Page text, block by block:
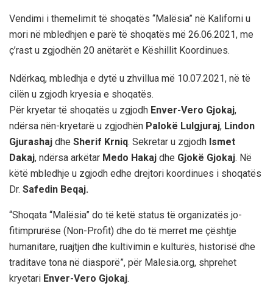
Vendimi i themelimit të shoqatës “Malësia” në Kaliforni u
mori në mbledhjen e parë të shoqatës më 26.06.2021, me
ç’rast u zgjodhën 20 anëtarët e Këshillit Koordinues.
Ndërkaq, mbledhja e dytë u zhvillua më 10.07.2021, në të
cilën u zgjodh kryesia e shoqatës.
Për kryetar të shoqatës u zgjodh Enver-Vero Gjokaj,
ndërsa nën-kryetarë u zgjodhën Palokë Lulgjuraj, Lindon
Gjurashaj dhe Sherif Krniq. Sekretar u zgjodh Ismet
Dakaj, ndërsa arkëtar Medo Hakaj dhe Gjokë Gjokaj. Në
këtë mbledhje u zgjodh edhe drejtori koordinues i shoqatës
Dr. Safedin Beqaj.
“Shoqata “Malësia” do të ketë status të organizatës jo-
fitimprurëse (Non-Profit) dhe do të merret me çështje
humanitare, ruajtjen dhe kultivimin e kulturës, historisë dhe
traditave tona në diasporë”, për Malesia.org, shprehet
kryetari Enver-Vero Gjokaj.